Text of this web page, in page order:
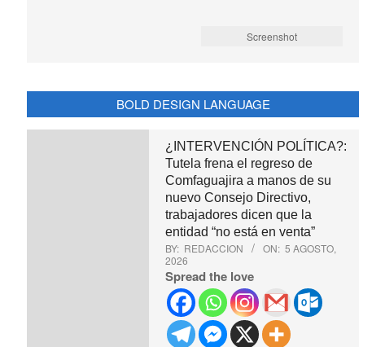
Screenshot
BOLD DESIGN LANGUAGE
¿INTERVENCIÓN POLÍTICA?:
Tutela frena el regreso de
Comfaguajira a manos de su
nuevo Consejo Directivo,
trabajadores dicen que la
entidad “no está en venta”
BY: REDACCION ON: 5 AGOSTO,
2026
Spread the love